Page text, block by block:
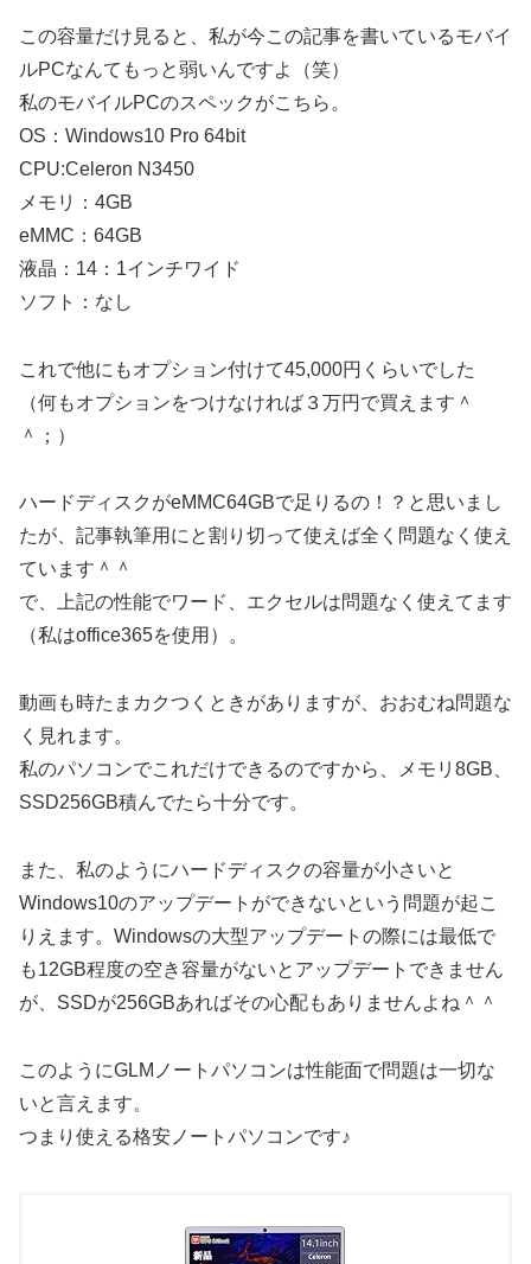
この容量だけ見ると、私が今この記事を書いているモバイ
ルPCなんてもっと弱いんですよ（笑）
私のモバイルPCのスペックがこちら。
OS：Windows10 Pro 64bit
CPU:Celeron N3450
メモリ：4GB
eMMC：64GB
液晶：14：1インチワイド
ソフト：なし
これで他にもオプション付けて45,000円くらいでした
（何もオプションをつけなければ３万円で買えます＾
＾；）
ハードディスクがeMMC64GBで足りるの！？と思いまし
たが、記事執筆用にと割り切って使えば全く問題なく使え
ています＾＾
で、上記の性能でワード、エクセルは問題なく使えてます
（私はoffice365を使用）。
動画も時たまカクつくときがありますが、おおむね問題な
く見れます。
私のパソコンでこれだけできるのですから、メモリ8GB、
SSD256GB積んでたら十分です。
また、私のようにハードディスクの容量が小さいと
Windows10のアップデートができないという問題が起こ
りえます。Windowsの大型アップデートの際には最低で
も12GB程度の空き容量がないとアップデートできません
が、SSDが256GBあればその心配もありませんよね＾＾
このようにGLMノートパソコンは性能面で問題は一切な
いと言えます。
つまり使える格安ノートパソコンです♪